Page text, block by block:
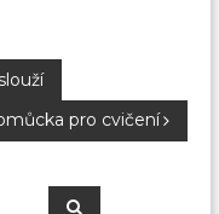
pro cvičení
H